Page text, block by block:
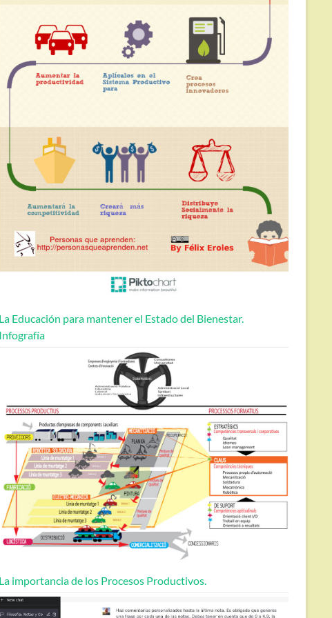
La Educación para mantener el Estado del Bienestar.
Infografía
La importancia de los Procesos Productivos.